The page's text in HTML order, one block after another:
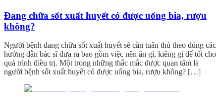
Đang chữa sốt xuất huyết có được uống bia, rượu
không?
Người bệnh đang chữa sốt xuất huyết sẽ cần tuân thủ theo đúng các
hướng dẫn bác sĩ đưa ra bao gồm việc nên ăn gì, kiêng gì để tốt cho
quá trình điều trị. Một trong những thắc mắc được quan tâm là
người bệnh sốt xuất huyết có được uống bia, rượu không? […]